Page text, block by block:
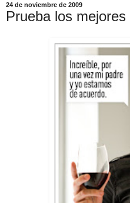
24 de noviembre de 2009
Prueba los